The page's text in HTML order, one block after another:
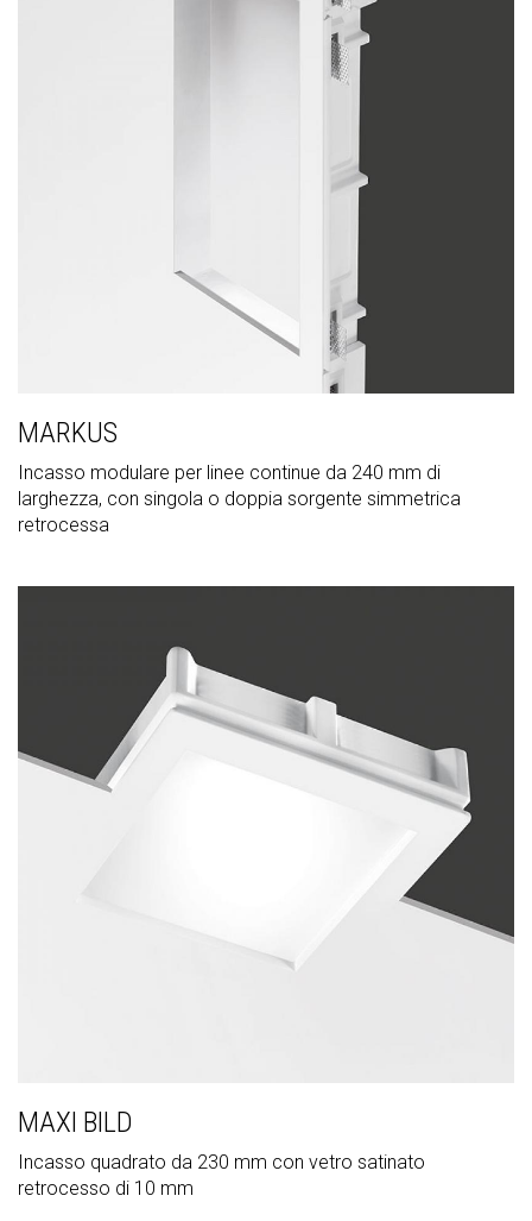
MARKUS
Incasso modulare per linee continue da 240 mm di
larghezza, con singola o doppia sorgente simmetrica
retrocessa
MAXI BILD
Incasso quadrato da 230 mm con vetro satinato
retrocesso di 10 mm